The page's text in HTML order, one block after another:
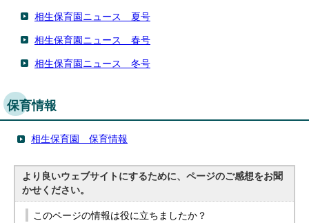
相生保育園ニュース 夏号
相生保育園ニュース 春号
相生保育園ニュース 冬号
保育情報
相生保育園 保育情報
より良いウェブサイトにするために、ページのご感想をお聞
かせください。
このページの情報は役に立ちましたか？